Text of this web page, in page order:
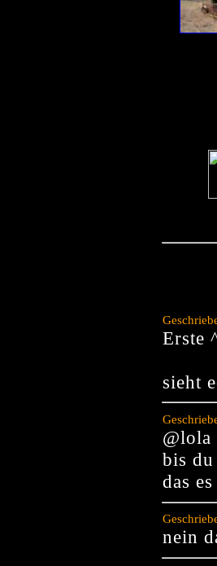
Erste
sieht
@lola
bis du
das
nein